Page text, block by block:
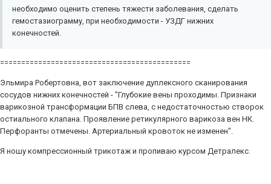
необходимо оценить степень тяжести заболевания, сделать
гемостазиограмму, при необходимости - УЗДГ нижних
конечностей.
=============================================
Эльмира Робертовна, вот заключение дуплексного сканирования
сосудов нижних конечностей - "Глубокие вены проходимы. Признаки
варикозной трансформации БПВ слева, с недостаточностью створок
остиального клапана. Проявление ретикулярного варикоза вен НК.
Перфоранты отмечены. Артериальный кровоток не изменен".
Я ношу компрессионный трикотаж и пропиваю курсом Детралекс.